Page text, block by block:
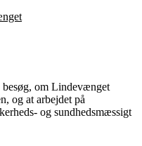
om Lindevænget
og at arbejdet på
og sundhedsmæssigt